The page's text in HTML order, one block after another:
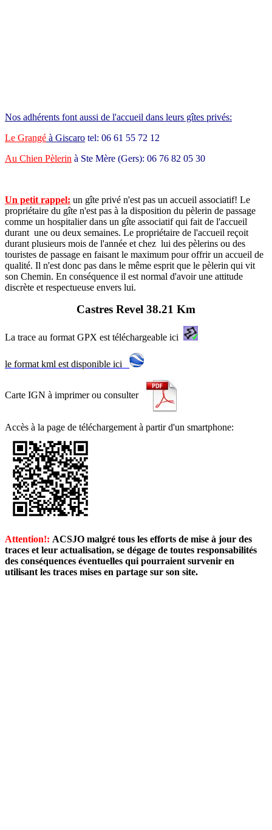
Nos adhérents font aussi de l'accueil dans leurs gîtes privés:
Le Grangé à Giscaro tel: 06 61 55 72 12
Au Chien Pèlerin à Ste Mère (Gers): 06 76 82 05 30
Un petit rappel: un gîte privé n'est pas un accueil associatif! Le
propriétaire du gîte n'est pas à la disposition du pèlerin de passage
comme un hospitalier dans un gîte associatif qui fait de l'accueil
durant une ou deux semaines. Le propriétaire de l'accueil reçoit
durant plusieurs mois de l'année et chez lui des pèlerins ou des
touristes de passage en faisant le maximum pour offrir un accueil de
qualité. Il n'est donc pas dans le même esprit que le pèlerin qui vit
son Chemin. En conséquence il est normal d'avoir une attitude
discrète et respectueuse envers lui.
Castres Revel 38.21 Km
La trace au format GPX est téléchargeable ici
le format kml est disponible ici
Carte IGN à imprimer ou consulter
Accès à la page de téléchargement à partir d'un smartphone:
Attention!: ACSJO malgré tous les efforts de mise à jour des
traces et leur actualisation, se dégage de toutes responsabilités
des conséquences éventuelles qui pourraient survenir en
utilisant les traces mises en partage sur son site.